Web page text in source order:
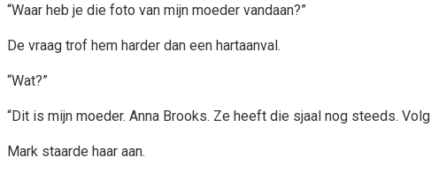
“Waar heb je die foto van mijn moeder vandaan?”
De vraag trof hem harder dan een hartaanval.
“Wat?”
“Dit is mijn moeder. Anna Brooks. Ze heeft die sjaal nog steeds.
Mark staarde haar aan.